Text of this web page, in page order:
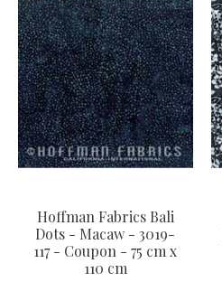
Hoffman Fabrics Bali
Dots - Macaw - 3019-
117 - Coupon - 75 cm x
110 cm